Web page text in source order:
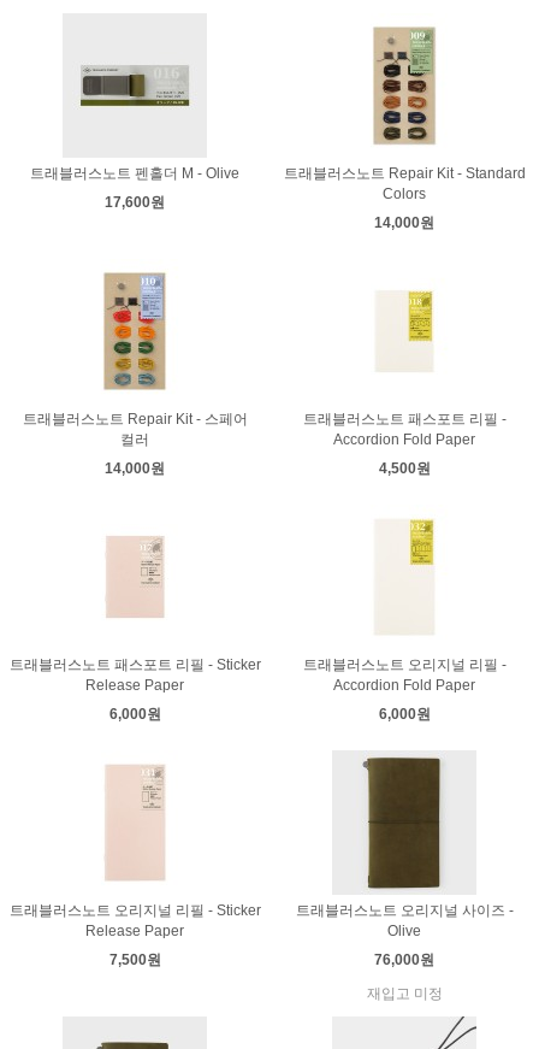
트래블러스노트 펜홀더 M - Olive
17,600원
트래블러스노트 Repair Kit - Standard
Colors
14,000원
트래블러스노트 Repair Kit - 스페어
컬러
14,000원
트래블러스노트 패스포트 리필 -
Accordion Fold Paper
4,500원
트래블러스노트 패스포트 리필 - Sticker
Release Paper
6,000원
트래블러스노트 오리지널 리필 -
Accordion Fold Paper
6,000원
트래블러스노트 오리지널 리필 - Sticker
Release Paper
7,500원
트래블러스노트 오리지널 사이즈 -
Olive
76,000원
재입고 미정